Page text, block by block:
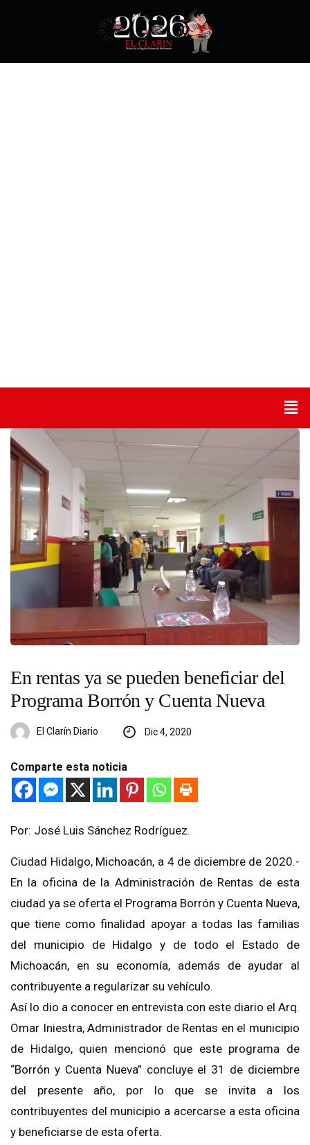
En rentas ya se pueden beneficiar del
Programa Borrón y Cuenta Nueva
El Clarín Diario Dic 4, 2020
Comparte esta noticia
Por: José Luis Sánchez Rodríguez.
Ciudad Hidalgo, Michoacán, a 4 de diciembre de 2020.-
En la oficina de la Administración de Rentas de esta
ciudad ya se oferta el Programa Borrón y Cuenta Nueva,
que tiene como finalidad apoyar a todas las familias
del municipio de Hidalgo y de todo el Estado de
Michoacán, en su economía, además de ayudar al
contribuyente a regularizar su vehículo.
Así lo dio a conocer en entrevista con este diario el Arq.
Omar Iniestra, Administrador de Rentas en el municipio
de Hidalgo, quien mencionó que este programa de
“Borrón y Cuenta Nueva” concluye el 31 de diciembre
del presente año, por lo que se invita a los
contribuyentes del municipio a acercarse a esta oficina
y beneficiarse de esta oferta.